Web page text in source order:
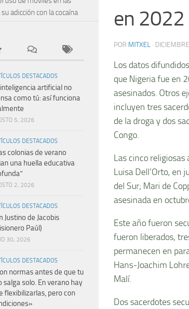
en 2022
POR MITXEL ·
Los datos
que Nigeria fue en
asesinados. Otros
incluyen tres
de la droga y dos
Congo.
Las cinco
Luisa Dell’Orto, en
del Sur; Mari de
asesinada en
Este año fueron
fueron liberados,
permanecen en
Hans-Joachim
Malí.
Dos sacerdotes
adicción con la cocaína
DESTACADOS
artificial no
como tú: así funciona
5, 2026
DESTACADOS
colonias de verano
una huella educativa
2, 2026
DESTACADOS
Justino de Jacobis
Paúl)
30, 2026
DESTACADOS
normas antes de que tu
salga solo. En verano hay
flexibilizarlas, pero con